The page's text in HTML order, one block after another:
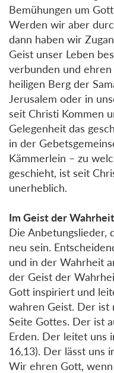
Bemühungen um
Werden wir aber
dann haben wir
Geist unser Leben
verbunden und
heiligen Berg der
Jerusalem oder in
seit Christi Kommen
Gelegenheit das
in der
Kämmerlein – zu
geschieht, ist seit
unerheblich.
Im Geist der
Die Anbetungslieder,
neu sein.
und in der Wahrheit
der Geist der
Gott inspiriert und
wahren Geist. Der ist
Seite Gottes. Der ist
Erden. Der leitet uns
16,13). Der lässt uns
Wir ehren Gott,